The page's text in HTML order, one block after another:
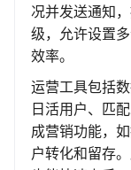
况并发送通知
级，允许设置
效率。
运营工具包括
日活用户、匹
成营销功能，
户转化和留存